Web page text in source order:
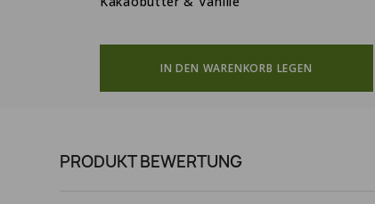
IN DEN WARENKORB LEGEN
PRODUKT BEWERTUNG